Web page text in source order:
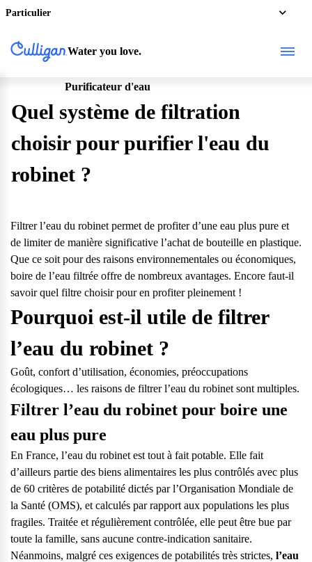
Particulier
Water you love.
Purificateur d'eau
Quel système de filtration
choisir pour purifier l'eau du
robinet ?
Filtrer l’eau du robinet permet de profiter d’une eau plus pure et
de limiter de manière significative l’achat de bouteille en plastique.
Que ce soit pour des raisons environnementales ou économiques,
boire de l’eau filtrée offre de nombreux avantages. Encore faut-il
savoir quel filtre choisir pour en profiter pleinement !
Pourquoi est-il utile de filtrer
l’eau du robinet ?
Goût, confort d’utilisation, économies, préoccupations
écologiques… les raisons de filtrer l’eau du robinet sont multiples.
Filtrer l’eau du robinet pour boire une
eau plus pure
En France, l’eau du robinet est tout à fait potable. Elle fait
d’ailleurs partie des biens alimentaires les plus contrôlés avec plus
de 60 critères de potabilité dictés par l’Organisation Mondiale de
la Santé (OMS), et calculés par rapport aux populations les plus
fragiles. Traitée et régulièrement contrôlée, elle peut être bue par
toute la famille, sans aucune contre-indication sanitaire.
Néanmoins, malgré ces exigences de potabilités très strictes, l’eau